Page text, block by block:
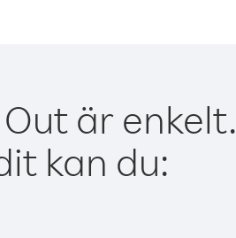
är enkelt.
kan du: